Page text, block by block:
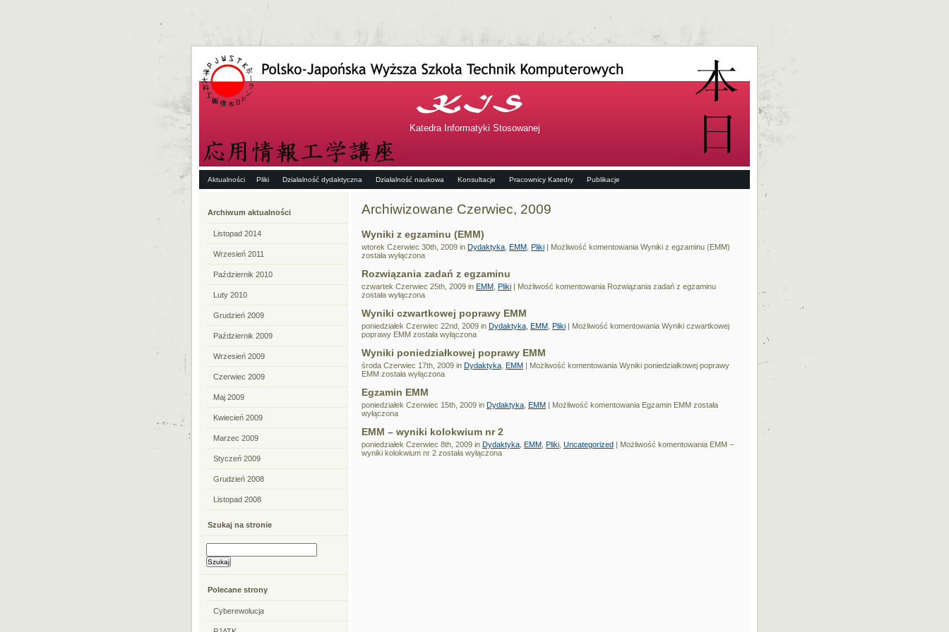
Katedra Informatyki Stosowanej
Aktualności Pliki Działalność dydaktyczna Działalność naukowa Konsultacje Pracownicy Katedry Publikacje
Archiwizowane Czerwiec, 2009
Wyniki z egzaminu (EMM)
wtorek Czerwiec 30th, 2009 in Dydaktyka EMM Pliki | Możliwość komentowania Wyniki z egzaminu (EMM)
została wyłączona
Rozwiązania zadań z egzaminu
czwartek Czerwiec 25th, 2009 in EMM Pliki | Możliwość komentowania Rozwiązania zadań z egzaminu
została wyłączona
Wyniki czwartkowej poprawy EMM
poniedziałek Czerwiec 22nd, 2009 in Dydaktyka EMM Pliki | Możliwość komentowania Wyniki czwartkowej
poprawy EMM została wyłączona
Wyniki poniedziałkowej poprawy EMM
środa Czerwiec 17th, 2009 in Dydaktyka EMM | Możliwość komentowania Wyniki poniedziałkowej poprawy
EMM została wyłączona
Egzamin EMM
poniedziałek Czerwiec 15th, 2009 in Dydaktyka EMM | Możliwość komentowania Egzamin EMM została
wyłączona
EMM – wyniki kolokwium nr 2
poniedziałek Czerwiec 8th, 2009 in Dydaktyka EMM Pliki Uncategorized | Możliwość komentowania EMM –
wyniki kolokwium nr 2 została wyłączona
Archiwum aktualności
Listopad 2014
Wrzesień 2011
Październik 2010
Luty 2010
Grudzień 2009
Październik 2009
Wrzesień 2009
Czerwiec 2009
Maj 2009
Kwiecień 2009
Marzec 2009
Styczeń 2009
Grudzień 2008
Listopad 2008
Szukaj na stronie
Polecane strony
Cyberewolucja